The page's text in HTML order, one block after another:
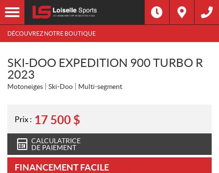
DÉCOUVREZ NOTRE BOUTIQUE
SKI-DOO EXPEDITION 900 TURBO R
2023
Motoneiges Ski-Doo Multi-segment
Prix : 17 500 $
CALCULATRICE
DE PAIEMENT
FINANCEMENT FACILE